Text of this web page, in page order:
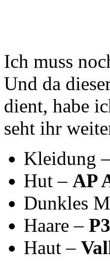
Ich muss
Und da
dient, habe
seht ihr
Kleidung
Hut – AP
Dunkles
Haare –
Haut –